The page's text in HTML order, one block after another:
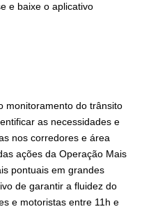
e baixe o aplicativo
monitoramento do trânsito
as necessidades e
nos corredores e área
ações da Operação Mais
pontuais em grandes
de garantir a fluidez do
e motoristas entre 11h e